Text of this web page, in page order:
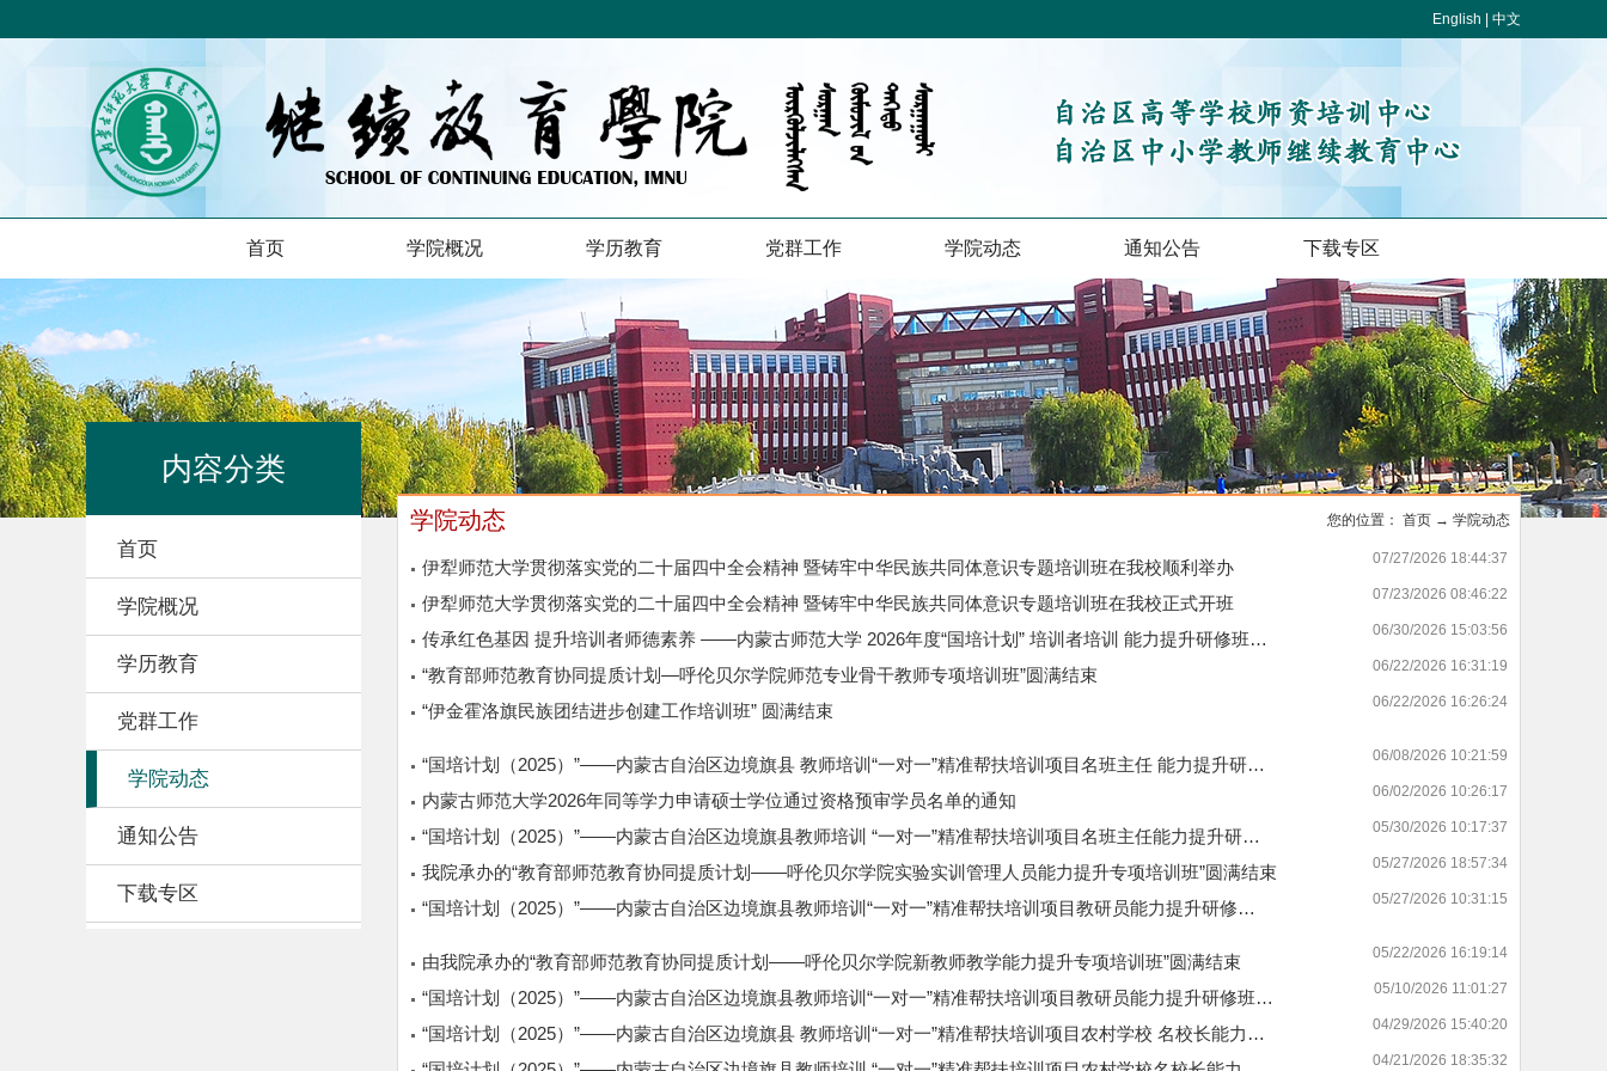
English | 中文
首页 学院概况 学历教育 党群工作 学院动态 通知公告 下载专区
内容分类
首页
学院概况
学历教育
党群工作
学院动态
通知公告
下载专区
您的位置： 首页 → 学院动态
学院动态
07/27/2026 18:44:37
伊犁师范大学贯彻落实党的二十届四中全会精神 暨铸牢中华民族共同体意识专题培训班在我校顺利举办
07/23/2026 08:46:22
伊犁师范大学贯彻落实党的二十届四中全会精神 暨铸牢中华民族共同体意识专题培训班在我校正式开班
06/30/2026 15:03:56
传承红色基因 提升培训者师德素养 ——内蒙古师范大学 2026年度“国培计划” 培训者培训 能力提升研修班…
06/22/2026 16:31:19
“教育部师范教育协同提质计划—呼伦贝尔学院师范专业骨干教师专项培训班”圆满结束
06/22/2026 16:26:24
“伊金霍洛旗民族团结进步创建工作培训班” 圆满结束
06/08/2026 10:21:59
“国培计划（2025）”——内蒙古自治区边境旗县 教师培训“一对一”精准帮扶培训项目名班主任 能力提升研…
06/02/2026 10:26:17
内蒙古师范大学2026年同等学力申请硕士学位通过资格预审学员名单的通知
05/30/2026 10:17:37
“国培计划（2025）”——内蒙古自治区边境旗县教师培训 “一对一”精准帮扶培训项目名班主任能力提升研…
05/27/2026 18:57:34
我院承办的“教育部师范教育协同提质计划——呼伦贝尔学院实验实训管理人员能力提升专项培训班”圆满结束
05/27/2026 10:31:15
“国培计划（2025）”——内蒙古自治区边境旗县教师培训“一对一”精准帮扶培训项目教研员能力提升研修…
05/22/2026 16:19:14
由我院承办的“教育部师范教育协同提质计划——呼伦贝尔学院新教师教学能力提升专项培训班”圆满结束
05/10/2026 11:01:27
“国培计划（2025）”——内蒙古自治区边境旗县教师培训“一对一”精准帮扶培训项目教研员能力提升研修班…
04/29/2026 15:40:20
“国培计划（2025）”——内蒙古自治区边境旗县 教师培训“一对一”精准帮扶培训项目农村学校 名校长能力…
04/21/2026 18:35:32